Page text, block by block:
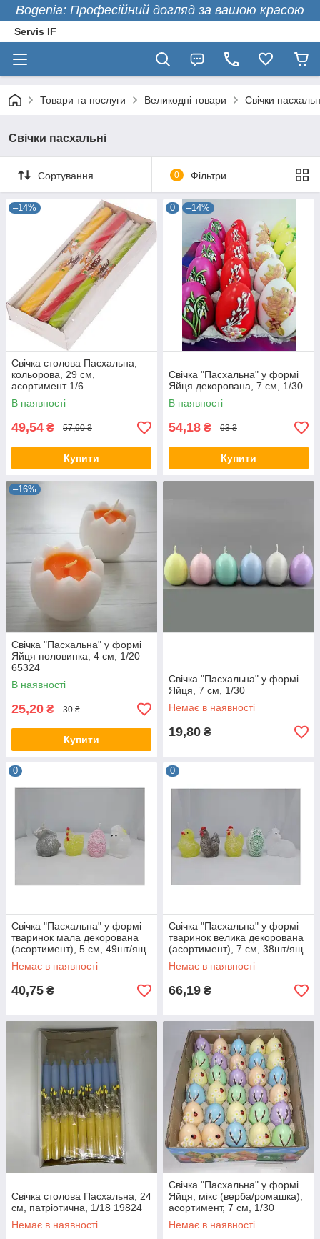
Bogenia: Професійний догляд за вашою красою
Servis IF
Товари та послуги Великодні товари Свічки
Свічки пасхальні
Сортування 0 Фільтри
–14%
Свічка столова Пасхальна,
кольорова, 29 см,
асортимент 1/6
В наявності
49,54 ₴ 57,60 ₴
Купити
0 –14%
Свічка "Пасхальна" у формі
Яйця декорована, 7 см, 1/30
В наявності
54,18 ₴ 63 ₴
Купити
–16%
Свічка "Пасхальна" у формі
Яйця половинка, 4 см, 1/20
65324
В наявності
25,20 ₴ 30 ₴
Купити
Свічка "Пасхальна" у формі
Яйця, 7 см, 1/30
Немає в наявності
19,80 ₴
0
Свічка "Пасхальна" у формі
тваринок мала декорована
(асортимент), 5 см, 49шт/ящ
19824
Немає в наявності
40,75 ₴
0
Свічка "Пасхальна" у формі
тваринок велика декорована
(асортимент), 7 см, 38шт/ящ
19824
Немає в наявності
66,19 ₴
Свічка столова Пасхальна, 24
см, патріотична, 1/18 19824
Немає в наявності
Свічка "Пасхальна" у формі
Яйця, мікс (верба/ромашка),
асортимент, 7 см, 1/30
Немає в наявності